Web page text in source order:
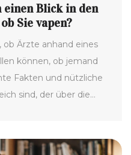
Blick in den
Sie vapen?
Ärzte anhand eines
können, ob jemand
Fakten und nützliche
sind, der über die
Anzeichen und